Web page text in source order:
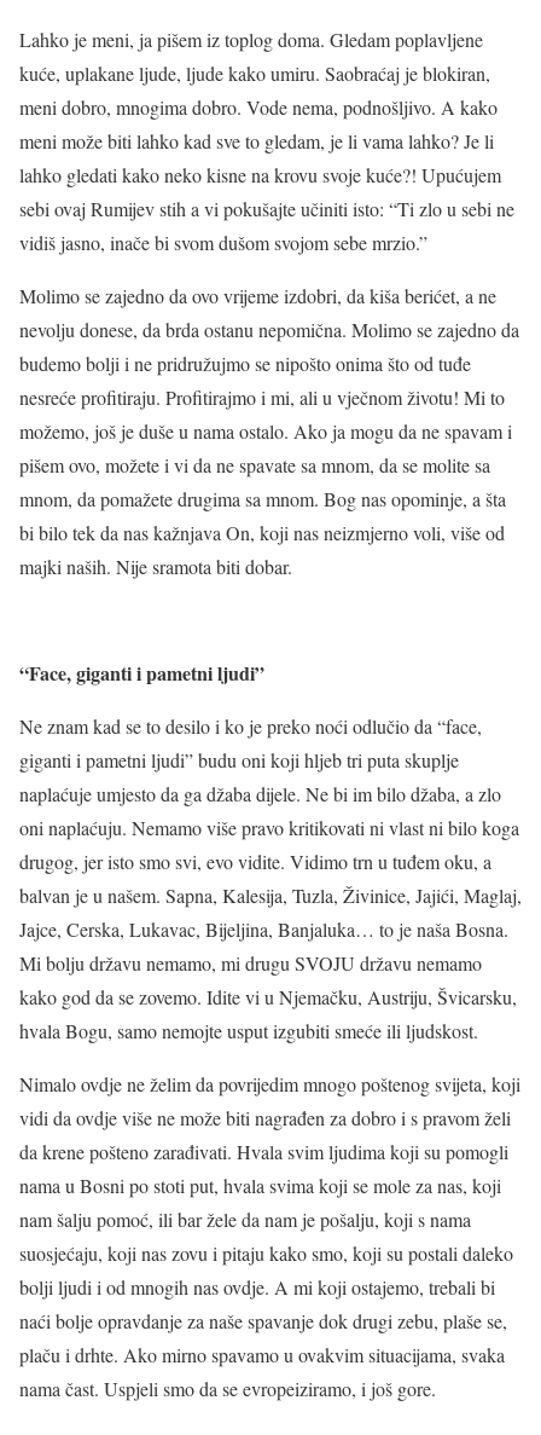
Lahko je meni, ja pišem iz toplog doma. Gledam poplavljene
kuće, uplakane ljude, ljude kako umiru. Saobraćaj je blokiran,
meni dobro, mnogima dobro. Vode nema, podnošljivo. A kako
meni može biti lahko kad sve to gledam, je li vama lahko? Je li
lahko gledati kako neko kisne na krovu svoje kuće?! Upućujem
sebi ovaj Rumijev stih a vi pokušajte učiniti isto: “Ti zlo u sebi ne
vidiš jasno, inače bi svom dušom svojom sebe mrzio.”
Molimo se zajedno da ovo vrijeme izdobri, da kiša berićet, a ne
nevolju donese, da brda ostanu nepomična. Molimo se zajedno da
budemo bolji i ne pridružujmo se nipošto onima što od tuđe
nesreće profitiraju. Profitirajmo i mi, ali u vječnom životu! Mi to
možemo, još je duše u nama ostalo. Ako ja mogu da ne spavam i
pišem ovo, možete i vi da ne spavate sa mnom, da se molite sa
mnom, da pomažete drugima sa mnom. Bog nas opominje, a šta
bi bilo tek da nas kažnjava On, koji nas neizmjerno voli, više od
majki naših. Nije sramota biti dobar.
“Face, giganti i pametni ljudi”
Ne znam kad se to desilo i ko je preko noći odlučio da “face,
giganti i pametni ljudi” budu oni koji hljeb tri puta skuplje
naplaćuje umjesto da ga džaba dijele. Ne bi im bilo džaba, a zlo
oni naplaćuju. Nemamo više pravo kritikovati ni vlast ni bilo koga
drugog, jer isto smo svi, evo vidite. Vidimo trn u tuđem oku, a
balvan je u našem. Sapna, Kalesija, Tuzla, Živinice, Jajići, Maglaj,
Jajce, Cerska, Lukavac, Bijeljina, Banjaluka… to je naša Bosna.
Mi bolju državu nemamo, mi drugu SVOJU državu nemamo
kako god da se zovemo. Idite vi u Njemačku, Austriju, Švicarsku,
hvala Bogu, samo nemojte usput izgubiti smeće ili ljudskost.
Nimalo ovdje ne želim da povrijedim mnogo poštenog svijeta, koji
vidi da ovdje više ne može biti nagrađen za dobro i s pravom želi
da krene pošteno zarađivati. Hvala svim ljudima koji su pomogli
nama u Bosni po stoti put, hvala svima koji se mole za nas, koji
nam šalju pomoć, ili bar žele da nam je pošalju, koji s nama
suosjećaju, koji nas zovu i pitaju kako smo, koji su postali daleko
bolji ljudi i od mnogih nas ovdje. A mi koji ostajemo, trebali bi
naći bolje opravdanje za naše spavanje dok drugi zebu, plaše se,
plaču i drhte. Ako mirno spavamo u ovakvim situacijama, svaka
nama čast. Uspjeli smo da se evropeiziramo, i još gore.